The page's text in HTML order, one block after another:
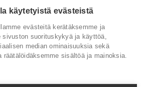
Lähetä viesti
Seuraa meitä
Tilaa uutiskirje
käytetyistä evästeistä
evästeitä kerätäksemme ja
sivuston suorituskykyä ja käyttöä,
median ominaisuuksia sekä
räätälöidäksemme sisältöä ja mainoksia.